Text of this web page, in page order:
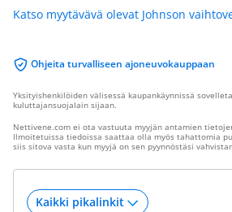
Katso myytävävä olevat Johnson
Ohjeita turvalliseen ajoneuvokauppaan
Yksityishenkilöiden välisessä kaupankäynnissä
kuluttajansuojalain sijaan.
Nettivene.com ei ota vastuuta myyjän antamien
Ilmoitetuissa tiedoissa saattaa olla myös tahattomia
siis sitova vasta kun myyjä on sen pyynnöstäsi